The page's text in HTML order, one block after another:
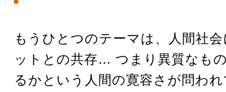
もうひとつのテーマは、人間社
ットとの共存… つまり異質なも
るかという人間の寛容さが問わ